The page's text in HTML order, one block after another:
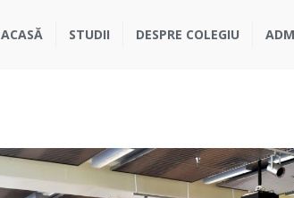
ACASĂ STUDII DESPRE COLEGIU
ACASĂ
ADMITERE